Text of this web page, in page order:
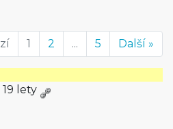
1 2 ... 5 Další »
lety